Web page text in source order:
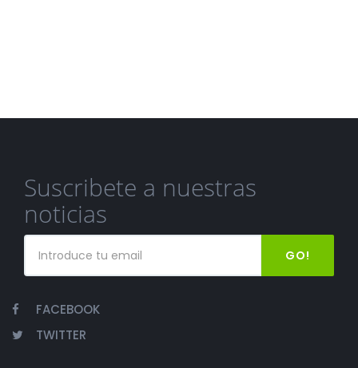
Suscribete a nuestras
noticias
GO!
FACEBOOK
TWITTER